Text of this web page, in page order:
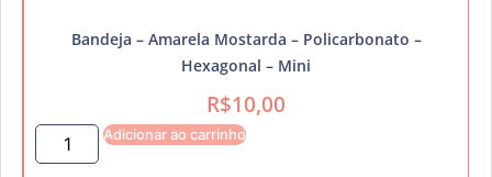
Bandeja – Amarela Mostarda – Policarbonato –
Hexagonal – Mini
R$10,00
Adicionar ao carrinho